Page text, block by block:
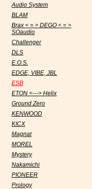
Audio System
BLAM
Brax < = > DEGO < = >
SOaudio
Challenger
DLS
E.O.S.
EDGE, VIBE, JBL
ESB
ETON <---> Helix
Ground Zero
KENWOOD
KICX
Magnat
MOREL
Mystery
Nakamichi
PIONEER
Prology